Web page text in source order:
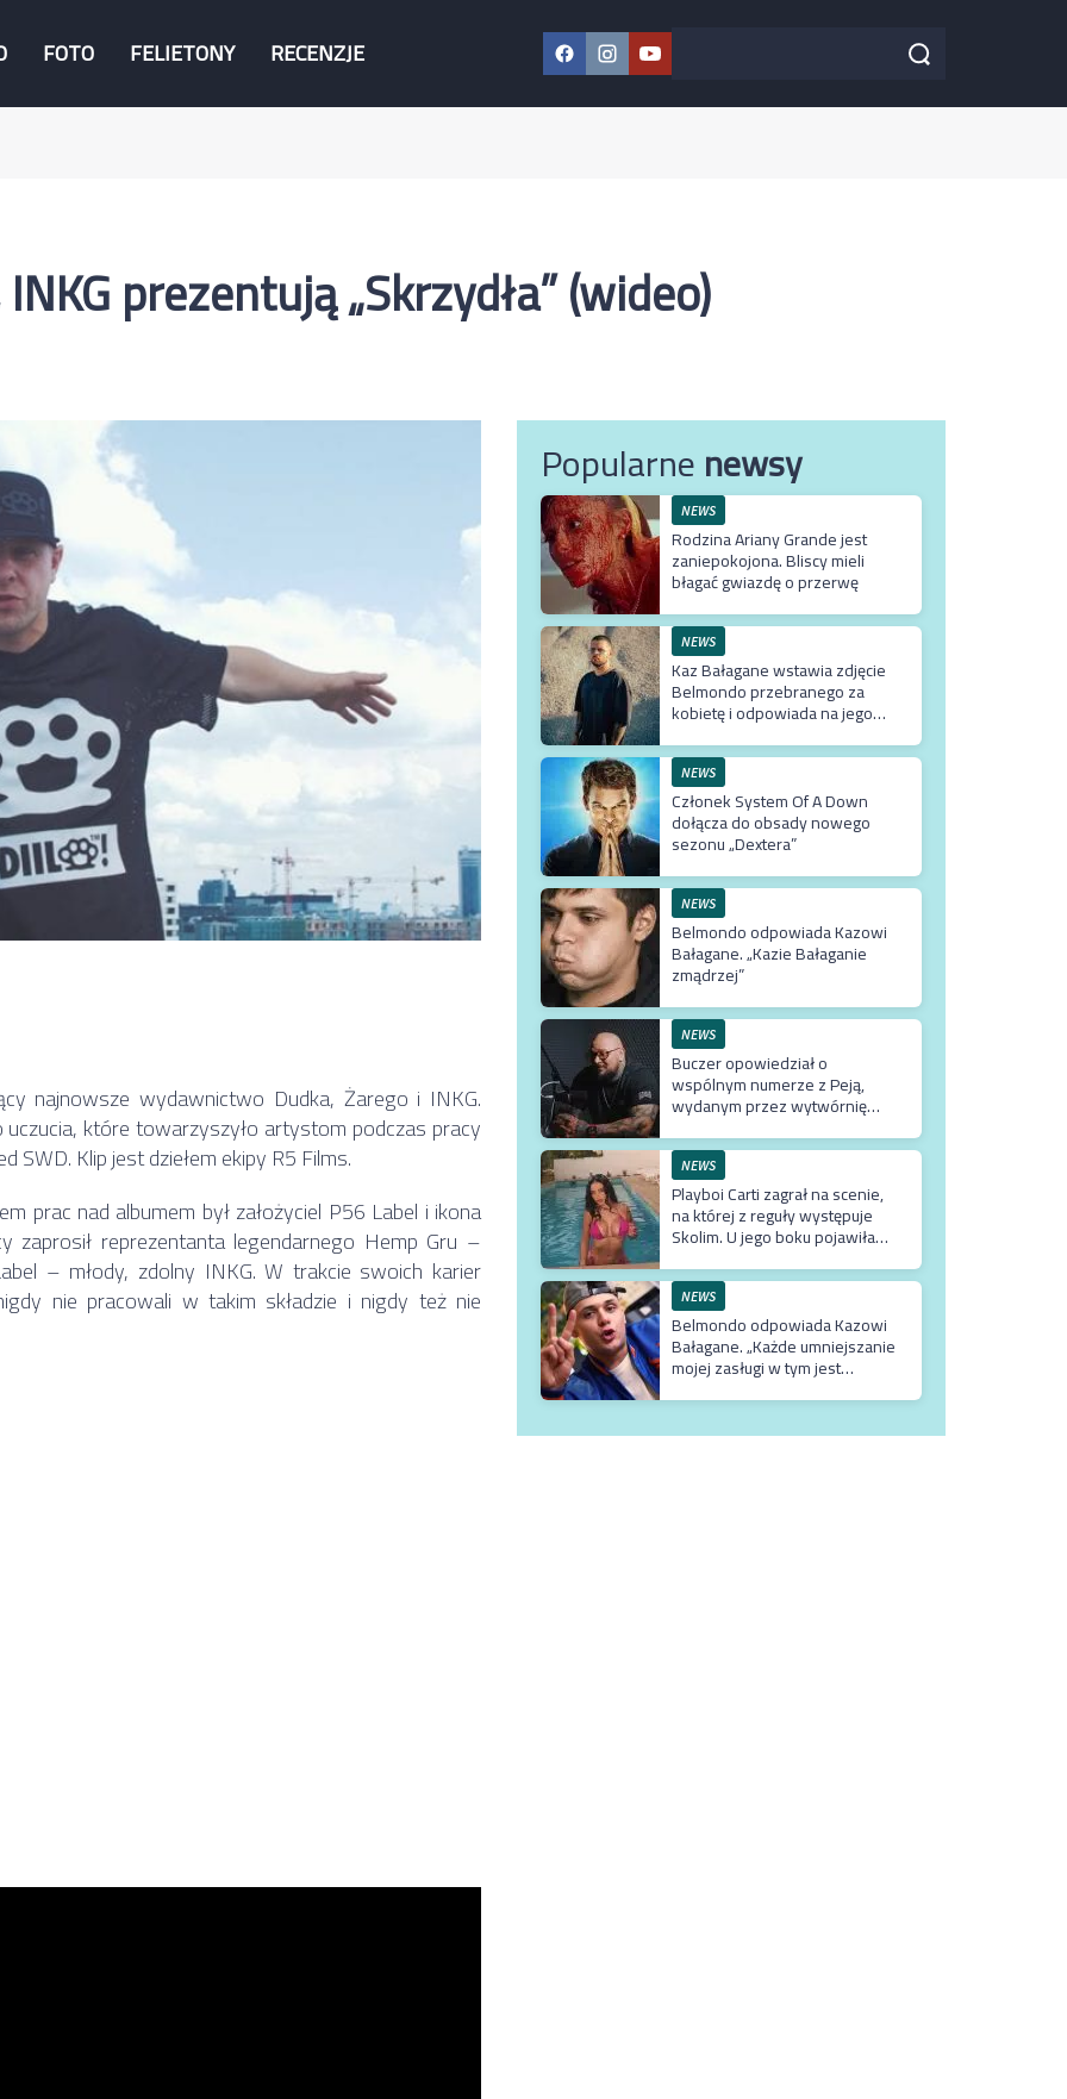
FOTO FELIETONY RECENZJE Facebook
Instagram
YouTube
Szukaj w serwisie Szukaj
prezentują „Skrzydła” (wideo)
najnowsze wydawnictwo Dudka, Żarego i INKG.
uczucia, które towarzyszyło artystom podczas pracy
SWD. Klip jest dziełem ekipy R5 Films.
prac nad albumem był założyciel P56 Label i ikona
reprezentanta legendarnego Hemp Gru –
– młody, zdolny INKG. W trakcie swoich karier
nie pracowali w takim składzie i nigdy też nie
Popularnenewsy
NEWS
Rodzina Ariany Grande jest
zaniepokojona. Bliscy mieli
błagać gwiazdę o przerwę
NEWS
Kaz Bałagane wstawia zdjęcie
Belmondo przebranego za
kobietę i odpowiada na jego
NEWS
Członek System Of A Down
dołącza do obsady nowego
sezonu „Dextera”
NEWS
Belmondo odpowiada Kazowi
Bałagane. „Kazie Bałaganie
zmądrzej”
NEWS
Buczer opowiedział o
wspólnym numerze z Peją,
wydanym przez wytwórnię
dlaczego klip z Rychem zniknął
z kanału Wielkie Joł
NEWS
Playboi Carti zagrał na scenie,
na której z reguły występuje
Skolim. U jego boku pojawiła
NEWS
Belmondo odpowiada Kazowi
Bałagane. „Każde umniejszanie
mojej zasługi w tym jest
wprowadzaniem w błąd
dosłownie milionów